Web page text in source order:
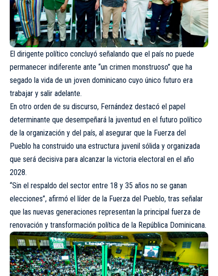
El dirigente político concluyó señalando que el país no puede
permanecer indiferente ante “un crimen monstruoso” que ha
segado la vida de un joven dominicano cuyo único futuro era
trabajar y salir adelante.
En otro orden de su discurso, Fernández destacó el papel
determinante que desempeñará la juventud en el futuro político
de la organización y del país, al asegurar que la Fuerza del
Pueblo ha construido una estructura juvenil sólida y organizada
que será decisiva para alcanzar la victoria electoral en el año
2028.
“Sin el respaldo del sector entre 18 y 35 años no se ganan
elecciones”, afirmó el líder de la Fuerza del Pueblo, tras señalar
que las nuevas generaciones representan la principal fuerza de
renovación y transformación política de la República Dominicana.